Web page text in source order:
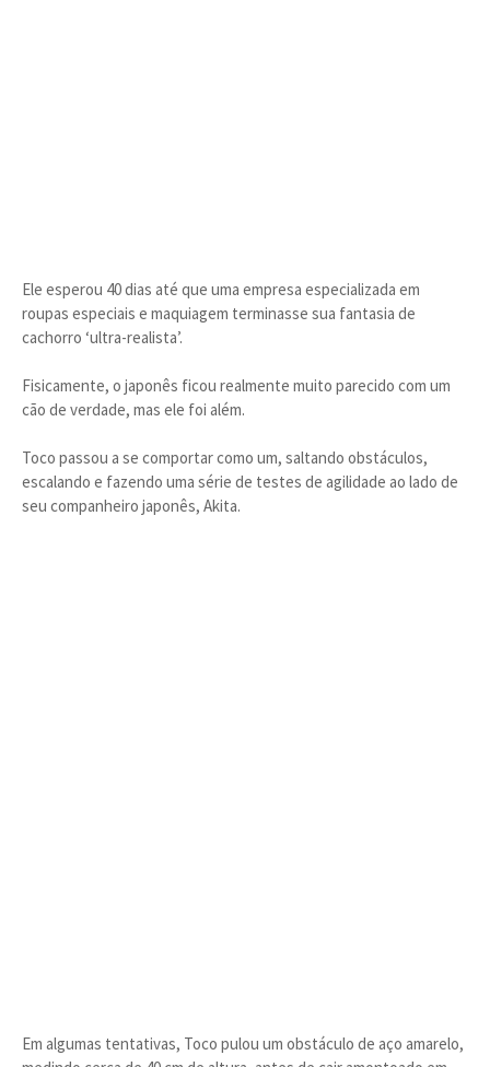
Ele esperou 40 dias até que uma empresa especializada em
roupas especiais e maquiagem terminasse sua fantasia de
cachorro ‘ultra-realista’.
Fisicamente, o japonês ficou realmente muito parecido com um
cão de verdade, mas ele foi além.
Toco passou a se comportar como um, saltando obstáculos,
escalando e fazendo uma série de testes de agilidade ao lado de
seu companheiro japonês, Akita.
Em algumas tentativas, Toco pulou um obstáculo de aço amarelo,